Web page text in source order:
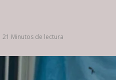
21 Minutos de lectura